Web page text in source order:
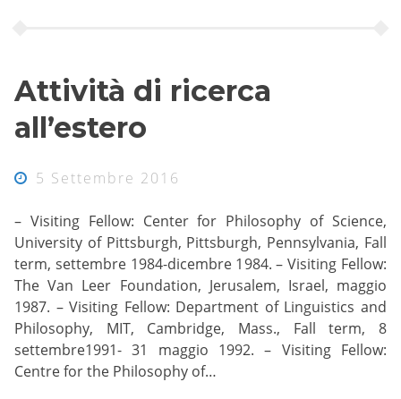
Attività di ricerca
all’estero
5 Settembre 2016
– Visiting Fellow: Center for Philosophy of Science,
University of Pittsburgh, Pittsburgh, Pennsylvania, Fall
term, settembre 1984-dicembre 1984. – Visiting Fellow:
The Van Leer Foundation, Jerusalem, Israel, maggio
1987. – Visiting Fellow: Department of Linguistics and
Philosophy, MIT, Cambridge, Mass., Fall term, 8
settembre1991- 31 maggio 1992. – Visiting Fellow:
Centre for the Philosophy of…